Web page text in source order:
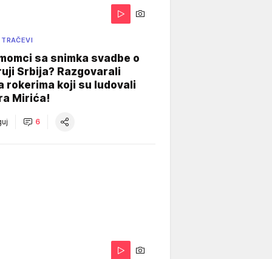
sa snimka svadbe o
Srbija? Razgovarali
rokerima koji su ludovali
Mirića!
6